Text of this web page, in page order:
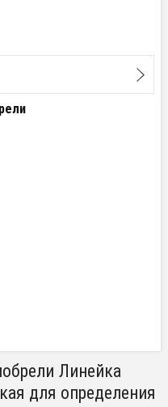
Линейка
для определения